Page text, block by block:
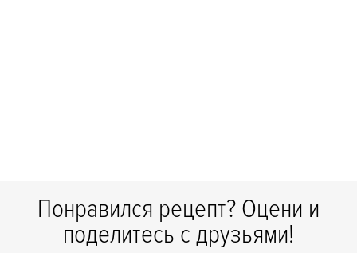
Понравился рецепт? Оцени и
поделитесь с друзьями!